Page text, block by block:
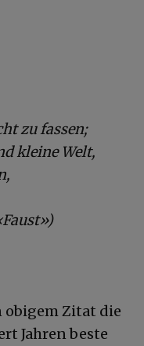
zu fassen;
kleine Welt,
obigem Zitat die
Jahren beste